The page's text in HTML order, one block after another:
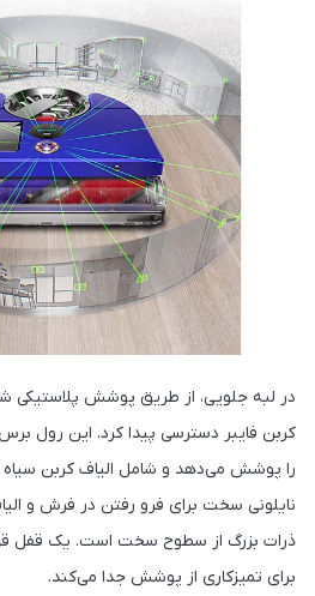
در لبه جلویی، از طریق پوشش
کربن فایبر دسترسی پیدا کرد. این رول
را پوشش می‌دهد و شامل الیاف کربن سیاه
نایلونی سخت برای فرو رفتن در فرش و
ذرات بزرگ از سطوح سخت است. یک قفل
برای تمیزکاری از پوشش جدا می‌کند.